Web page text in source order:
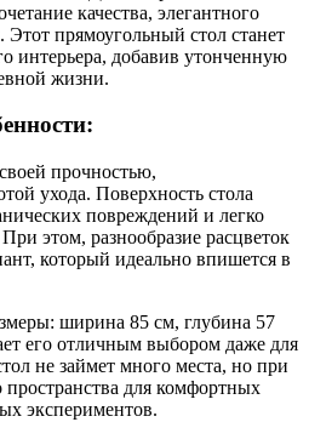
качества, элегантного
прямоугольный стол станет
интерьера, добавив утонченную
жизни.
прочностью,
ухода. Поверхность стола
повреждений и легко
этом, разнообразие расцветок
который идеально впишется в
ширина 85 см, глубина 57
его отличным выбором даже для
не займет много места, но при
пространства для комфортных
экспериментов.